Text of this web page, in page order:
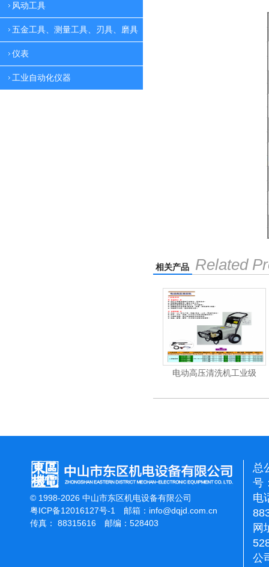
风动工具
五金工具、测量工具、刃具、磨具
仪表
工业自动化仪器
相关产品 Related
电动高压清洗机工业级
© 1998-2026 中山市东区机电设备有限公司
粤ICP备12016127号-1
邮箱： info@dqjd.com.cn
传真： 88315616 邮编：528403
总
号
电
网
公